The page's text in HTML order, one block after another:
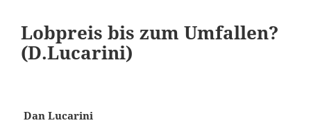
Lobpreis bis zum Umfallen?
(D.Lucarini)
Dan Lucarini